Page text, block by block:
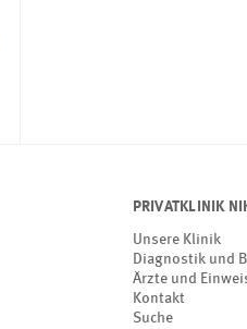
PRIVATKLINIK
Unsere Klinik
Diagnostik und
Ärzte und
Kontakt
Suche